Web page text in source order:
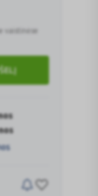
vaistinėse